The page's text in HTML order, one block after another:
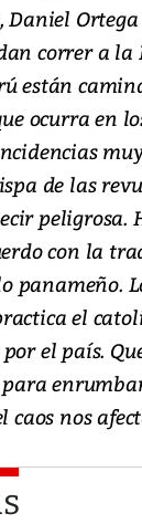
correr a la
están
ocurra en
de las
peligrosa.
con la
panameño.
el
el país.
nos